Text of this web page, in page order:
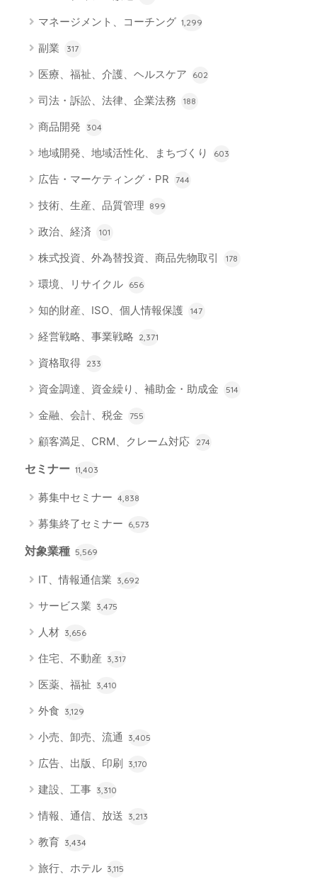
マネージメント、コーチング 1,299
副業 317
医療、福祉、介護、ヘルスケア 602
司法・訴訟、法律、企業法務 188
商品開発 304
地域開発、地域活性化、まちづくり 603
広告・マーケティング・PR 744
技術、生産、品質管理 899
政治、経済 101
株式投資、外為替投資、商品先物取引 178
環境、リサイクル 656
知的財産、ISO、個人情報保護 147
経営戦略、事業戦略 2,371
資格取得 233
資金調達、資金繰り、補助金・助成金 514
金融、会計、税金 755
顧客満足、CRM、クレーム対応 274
セミナー 11,403
募集中セミナー 4,838
募集終了セミナー 6,573
対象業種 5,569
IT、情報通信業 3,692
サービス業 3,475
人材 3,656
住宅、不動産 3,317
医薬、福祉 3,410
外食 3,129
小売、卸売、流通 3,405
広告、出版、印刷 3,170
建設、工事 3,310
情報、通信、放送 3,213
教育 3,434
旅行、ホテル 3,115